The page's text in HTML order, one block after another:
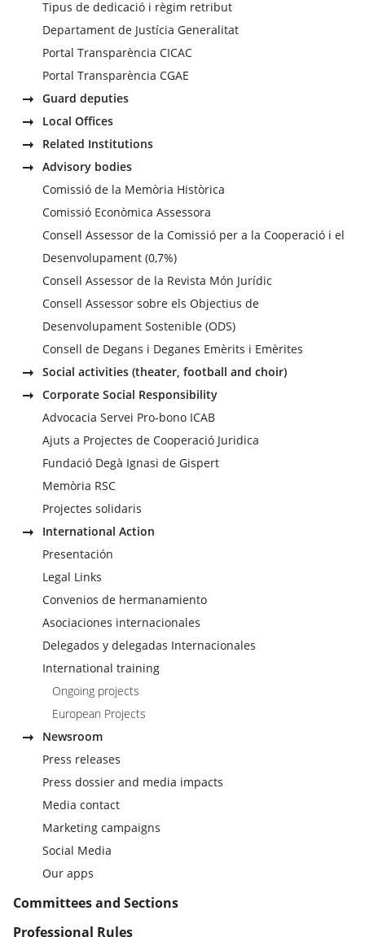
Tipus de dedicació i règim retribut
Departament de Justícia Generalitat
Portal Transparència CICAC
Portal Transparència CGAE
Guard deputies
Local Offices
Related Institutions
Advisory bodies
Comissió de la Memòria Històrica
Comissió Econòmica Assessora
Consell Assessor de la Comissió per a la Cooperació i el
Desenvolupament (0,7%)
Consell Assessor de la Revista Món Jurídic
Consell Assessor sobre els Objectius de
Desenvolupament Sostenible (ODS)
Consell de Degans i Deganes Emèrits i Emèrites
Social activities (theater, football and choir)
Corporate Social Responsibility
Advocacia Servei Pro-bono ICAB
Ajuts a Projectes de Cooperació Juridica
Fundació Degà Ignasi de Gispert
Memòria RSC
Projectes solidaris
International Action
Presentación
Legal Links
Convenios de hermanamiento
Asociaciones internacionales
Delegados y delegadas Internacionales
International training
Ongoing projects
European Projects
Newsroom
Press releases
Press dossier and media impacts
Media contact
Marketing campaigns
Social Media
Our apps
Committees and Sections
Professional Rules